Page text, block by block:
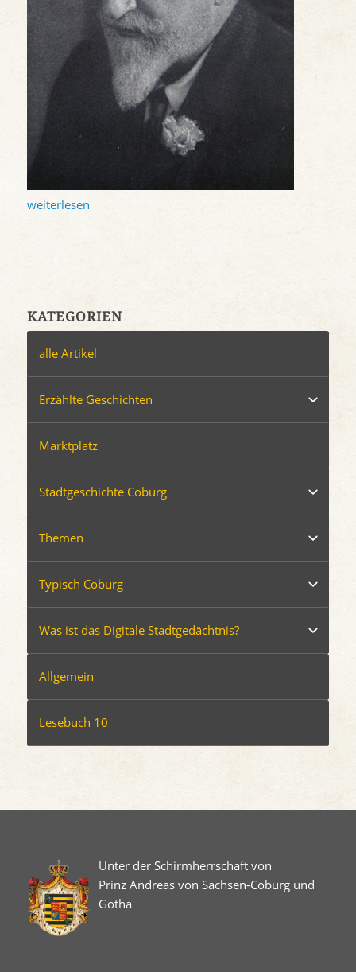
weiterlesen
KATEGORIEN
alle Artikel
Erzählte Geschichten
Marktplatz
Stadtgeschichte Coburg
Themen
Typisch Coburg
Was ist das Digitale Stadtgedächtnis?
Allgemein
Lesebuch 10
Unter der Schirmherrschaft von
Prinz Andreas von Sachsen-Coburg und
Gotha